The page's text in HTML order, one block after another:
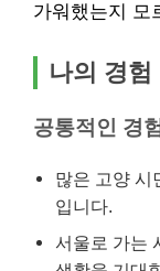
가워했는지 모
나의 경험
공통적인 경
많은 고양 시
입니다.
서울로 가는